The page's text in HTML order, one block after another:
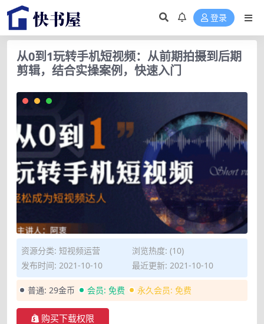
登录
从0到1玩转手机短视频：从前期拍摄到后期
剪辑，结合实操案例，快速入门
资源分类: 短视频运营
浏览热度: (10)
发布时间: 2021-10-10
最近更新: 2021-10-10
普通: 29金币 会员: 免费 永久会员: 免费
购买下载权限